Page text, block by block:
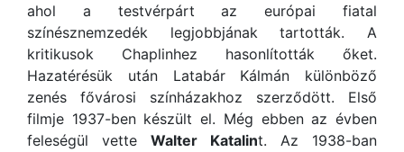
ahol a testvérpárt az európai fiatal
színésznemzedék legjobbjának tartották. A
kritikusok Chaplinhez hasonlították őket.
Hazatérésük után Latabár Kálmán különböző
zenés fővárosi színházakhoz szerződött. Első
filmje 1937-ben készült el. Még ebben az évben
feleségül vette Walter Katalint. Az 1938-ban